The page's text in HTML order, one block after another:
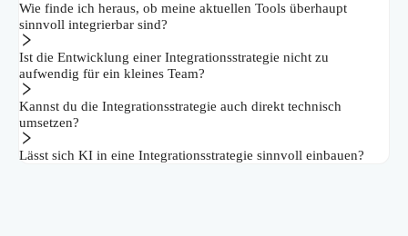
Wie finde ich heraus, ob meine aktuellen Tools überhaupt
sinnvoll integrierbar sind?
Ist die Entwicklung einer Integrationsstrategie nicht zu
aufwendig für ein kleines Team?
Kannst du die Integrationsstrategie auch direkt technisch
umsetzen?
Lässt sich KI in eine Integrationsstrategie sinnvoll einbauen?